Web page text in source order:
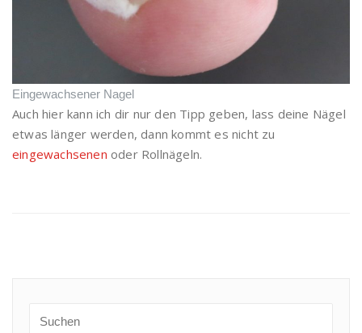
Eingewachsener Nagel
Auch hier kann ich dir nur den Tipp geben, lass deine Nägel
etwas länger werden, dann kommt es nicht zu
eingewachsenen oder Rollnägeln.